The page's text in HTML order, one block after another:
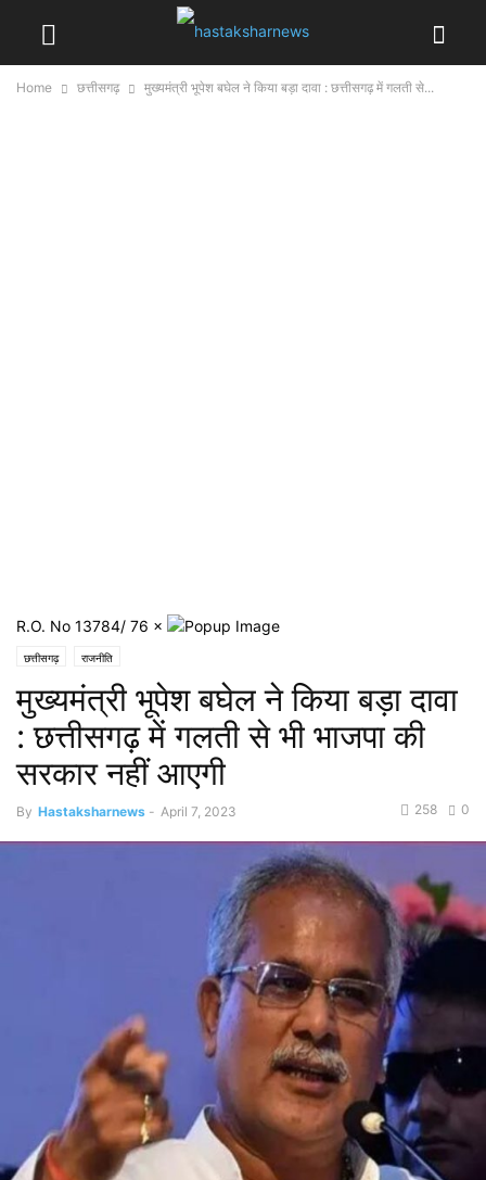
Home छत्तीसगढ़ मुख्यमंत्री भूपेश बघेल ने किया बड़ा दावा : छत्तीसगढ़ में गलती से...
R.O. No 13784/ 76 ×
छत्तीसगढ़ राजनीति
मुख्यमंत्री भूपेश बघेल ने किया बड़ा दावा
: छत्तीसगढ़ में गलती से भी भाजपा की
सरकार नहीं आएगी
By Hastaksharnews - April 7, 2023 0
258